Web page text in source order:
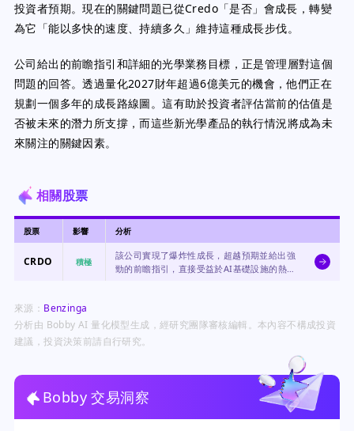
投資者預期。現在的關鍵問題已從Credo「是否」會成長，轉變
為它「能以多快的速度、持續多久」維持這種成長步伐。
公司給出的前瞻指引和詳細的光學業務目標，正是管理層對這個
問題的回答。透過量化2027財年超過6億美元的機會，他們正在
規劃一個多年的成長路線圖。這有助於投資者評估當前的估值是
否被未來的潛力所支撐，而這些新光學產品的執行情況將成為未
來關注的關鍵因素。
相關股票
股票 影響 分析
CRDO 積極
該公司實現了爆炸性成長，超越預期並給出強
勁的前瞻指引，直接受益於AI基礎設施的熱
來源： Benzinga
分析由 Bobby AI 量化模型生成，經研究團隊審核編輯。本內容不構成投資
建議，投資決策前請自行研究。
Bobby 交易洞察